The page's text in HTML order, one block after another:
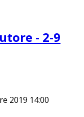
- 2-9
2019 14:00